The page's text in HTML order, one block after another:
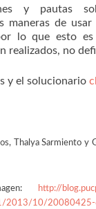
y pautas
maneras de
lo que esto
realizados, no
y el solucionario
Thalya Sarmiento y
http://
2013/10/